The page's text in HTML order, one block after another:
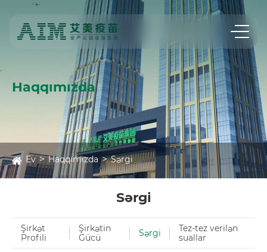
Haqqımızda
Ev Haqqımızda Sərgi
Sərgi
Şirkət
Profili
Şirkətin
Gücü
Sərgi
Tez-tez verilən
suallar